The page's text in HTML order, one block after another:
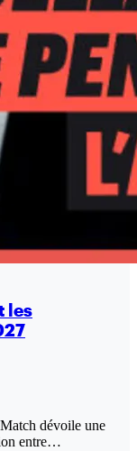
les
dévoile une
entre…